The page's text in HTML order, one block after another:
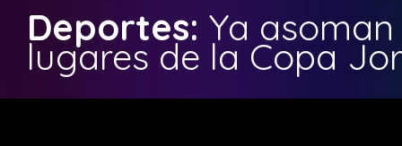
Deportes: Ya
lugares de la Copa